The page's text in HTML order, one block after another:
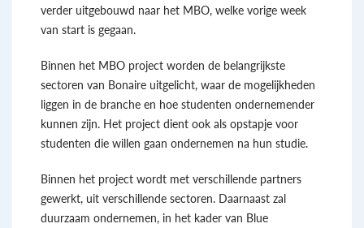
verder uitgebouwd naar het MBO, welke vorige week
van start is gegaan.
Binnen het MBO project worden de belangrijkste
sectoren van Bonaire uitgelicht, waar de mogelijkheden
liggen in de branche en hoe studenten ondernemender
kunnen zijn. Het project dient ook als opstapje voor
studenten die willen gaan ondernemen na hun studie.
Binnen het project wordt met verschillende partners
gewerkt, uit verschillende sectoren. Daarnaast zal
duurzaam ondernemen, in het kader van Blue